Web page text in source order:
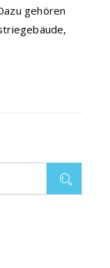
gehören